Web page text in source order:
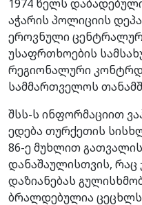
1974 წელს
აჭარის პოლიციის
ეროვნული
უსაფრთხოების
რეგიონალური
სამმართველოს
შსს-ს ინფორმაციით
ედება თურქეთის
86-ე მუხლით
დანაშაულისთვის, რაც
დაზიანებას
ბრალდებულია